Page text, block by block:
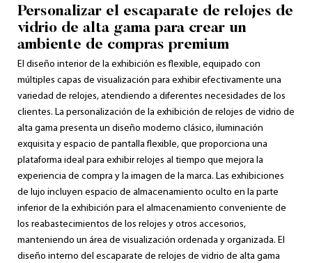
Personalizar el escaparate de relojes de
vidrio de alta gama para crear un
ambiente de compras premium
El diseño interior de la exhibición es flexible, equipado con
múltiples capas de visualización para exhibir efectivamente una
variedad de relojes, atendiendo a diferentes necesidades de los
clientes. La personalización de la exhibición de relojes de vidrio de
alta gama presenta un diseño moderno clásico, iluminación
exquisita y espacio de pantalla flexible, que proporciona una
plataforma ideal para exhibir relojes al tiempo que mejora la
experiencia de compra y la imagen de la marca. Las exhibiciones
de lujo incluyen espacio de almacenamiento oculto en la parte
inferior de la exhibición para el almacenamiento conveniente de
los reabastecimientos de los relojes y otros accesorios,
manteniendo un área de visualización ordenada y organizada. El
diseño interno del escaparate de relojes de vidrio de alta gama